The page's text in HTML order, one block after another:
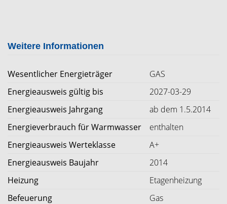
Weitere Informationen
Wesentlicher Energieträger
GAS
Energieausweis gültig bis
2027-03-29
Energieausweis Jahrgang
ab dem 1.5.2014
Energieverbrauch für Warmwasser
enthalten
Energieausweis Werteklasse
A+
Energieausweis Baujahr
2014
Heizung
Etagenheizung
Befeuerung
Gas